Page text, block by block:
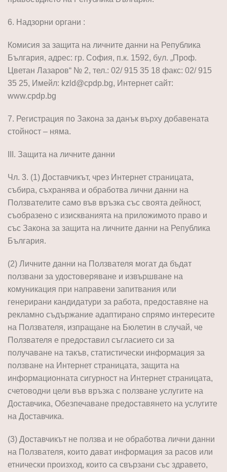
6. Надзорни органи :
Комисия за защита на личните данни на Република
България, адрес: гр. София, п.к. 1592, бул. „Проф.
Цветан Лазаров“ № 2, тел.: 02/ 915 35 18 факс: 02/ 915
35 25, Имейл: kzld@cpdp.bg, Интернет сайт:
www.cpdp.bg
7. Регистрация по Закона за данък върху добавената
стойност – няма.
III. Защита на личните данни
Чл. 3. (1) Доставчикът, чрез Интернет страницата,
събира, съхранява и обработва лични данни на
Ползвателите само във връзка със своята дейност,
съобразено с изискванията на приложимото право и
със Закона за защита на личните данни на Република
България.
(2) Личните данни на Ползвателя могат да бъдат
ползвани за удостоверяване и извършване на
комуникация при направени запитвания или
генерирани кандидатури за работа, предоставяне на
рекламно съдържание адаптирано спрямо интересите
на Ползвателя, изпращане на Бюлетин в случай, че
Ползвателя е предоставил съгласието си за
получаване на такъв, статистически информация за
ползване на Интернет страницата, защита на
информационната сигурност на Интернет страницата,
счетоводни цели във връзка с ползване услугите на
Доставчика, Обезпечаване предоставянето на услугите
на Доставчика.
(3) Доставчикът не ползва и не обработва лични данни
на Ползвателя, които дават информация за расов или
етнически произход, които са свързани със здравето,